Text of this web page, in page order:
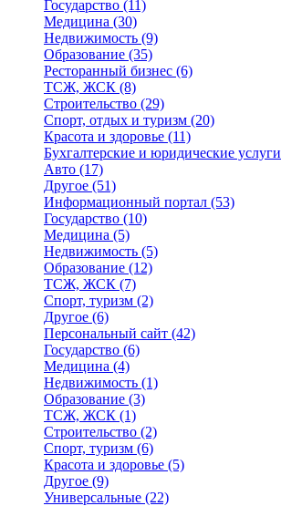
Государство (11)
Медицина (30)
Недвижимость (9)
Образование (35)
Ресторанный бизнес (6)
ТСЖ, ЖСК (8)
Строительство (29)
Спорт, отдых и туризм (20)
Красота и здоровье (11)
Бухгалтерские и юридические услуги
Авто (17)
Другое (51)
Информационный портал (53)
Государство (10)
Медицина (5)
Недвижимость (5)
Образование (12)
ТСЖ, ЖСК (7)
Спорт, туризм (2)
Другое (6)
Персональный сайт (42)
Государство (6)
Медицина (4)
Недвижимость (1)
Образование (3)
ТСЖ, ЖСК (1)
Строительство (2)
Спорт, туризм (6)
Красота и здоровье (5)
Другое (9)
Универсальные (22)